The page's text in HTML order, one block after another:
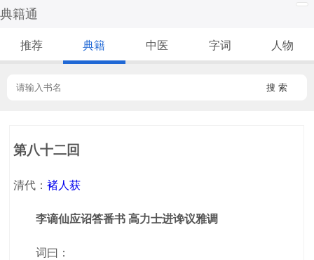
典籍通
推荐 典籍 中医 字词 人物
搜 索
第八十二回
清代：褚人获
李谪仙应诏答番书 高力士进谗议雅调
词曰：